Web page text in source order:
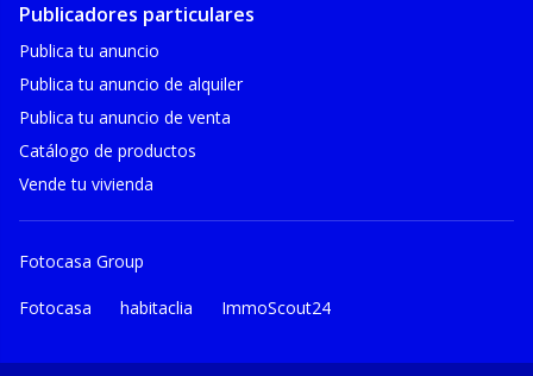
Publicadores particulares
Publica tu anuncio
Publica tu anuncio de alquiler
Publica tu anuncio de venta
Catálogo de productos
Vende tu vivienda
Fotocasa Group
Fotocasa habitaclia ImmoScout24